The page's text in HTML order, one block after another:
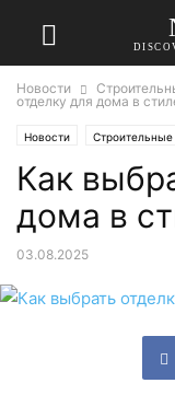
Новости
отделку для дома в
Новости
Как
дома в
03.08.2025